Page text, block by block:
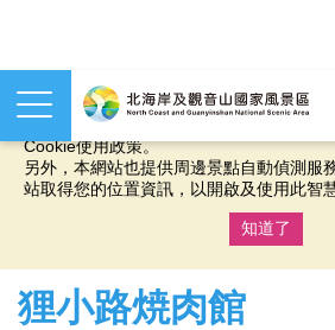
本網站使用cookies等相關技術以持續優
您提供更佳的體驗，當您繼續使用本網站
Cookie使用政策。
另外，本網站也提供周邊景點自動偵測服
站取得您的位置資訊，以開啟及使用此智
知道了
狸小路焼肉館